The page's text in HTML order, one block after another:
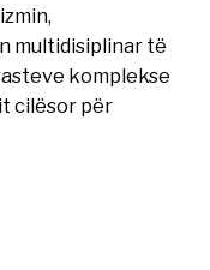
multidisiplinar të
komplekse
cilësor për